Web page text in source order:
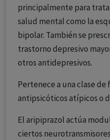
principalmente para
salud mental como la
bipolar. También se
trastorno depresivo
otros antidepresivos.
Pertenece a una clase
antipsicóticos atípicos o
El aripiprazol actúa
ciertos